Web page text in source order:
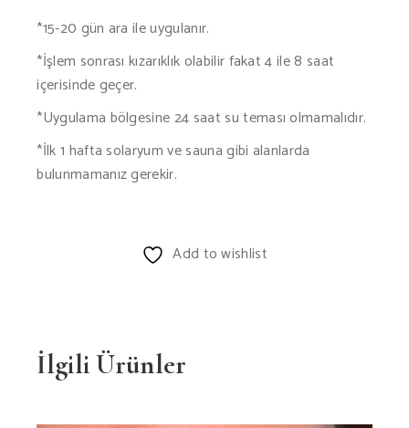
*15-20 gün ara ile uygulanır.
*İşlem sonrası kızarıklık olabilir fakat 4 ile 8 saat
içerisinde geçer.
*Uygulama bölgesine 24 saat su teması olmamalıdır.
*İlk 1 hafta solaryum ve sauna gibi alanlarda
bulunmamanız gerekir.
Add to wishlist
İlgili Ürünler